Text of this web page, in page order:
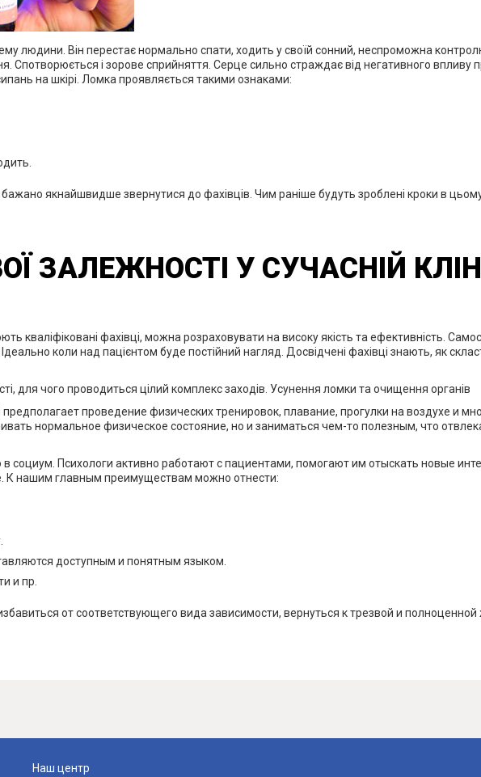
людини. Він перестає нормально спати, ходить у своїй сонний, неспроможна
Спотворюється і зорове сприйняття. Серце сильно страждає від негативного впливу
на шкірі. Ломка проявляється такими ознаками:
якнайшвидше звернутися до фахівців. Чим раніше будуть зроблені кроки в
ЗАЛЕЖНОСТІ У СУЧАСНІЙ
кваліфіковані фахівці, можна розраховувати на високу якість та ефективність.
коли над пацієнтом буде постійний нагляд. Досвідчені фахівці знають, як
для чого проводиться цілий комплекс заходів. Усунення ломки та очищення органів
проведение физических тренировок, плавание, прогулки на воздухе и
нормальное физическое состояние, но и заниматься чем-то полезным, что
социум. Психологи активно работают с пациентами, помогают им отыскать новые
К нашим главным преимуществам можно отнести:
доступным и понятным языком.
и пр.
от соответствующего вида зависимости, вернуться к трезвой и полноценной
Наш центр